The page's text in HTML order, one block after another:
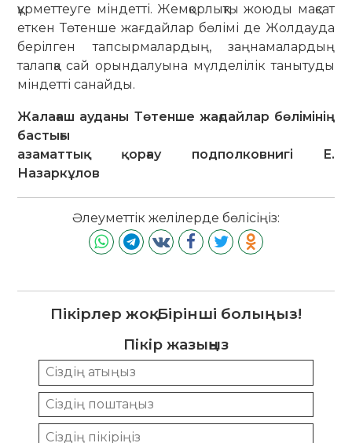
құрметтеуге міндетті. Жемқорлықты жоюды мақсат
еткен Төтенше жағдайлар бөлімі де Жолдауда
берілген тапсырмалардың, заңнамалардың
талапқа сай орындалуына мүлделілік танытуды
міндетті санайды.
Жалағаш ауданы Төтенше жағдайлар бөлімінің
бастығы
азаматтық қорғау подполковнигі Е.
Назаркұлов
Әлеуметтік желілерде бөлісіңіз:
Пікірлер жоқ. Бірінші болыңыз!
Пікір жазыңыз